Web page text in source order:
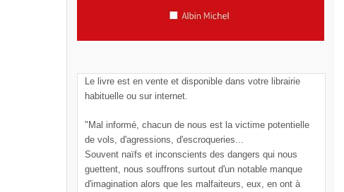
Le livre est en vente et disponible dans votre librairie
habituelle ou sur internet.
"Mal informé, chacun de nous est la victime potentielle
de vols, d'agressions, d'escroqueries...
Souvent naïfs et inconscients des dangers qui nous
guettent, nous souffrons surtout d'un notable manque
d'imagination alors que les malfaiteurs, eux, en ont à